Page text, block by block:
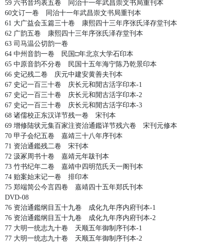
59 六书音均表五卷 同治十一年武昌崇文书局重刊本
60文订一卷 同治十一年武昌崇文书局重刊本
61 大广益会玉篇三十卷 康熙四十三年序张氏泽存堂刊本
62 广韵五卷 康熙四十三年序张氏泽存堂刊本
63 司马温公切韵一卷
64 中州音韵一卷 民国□年北京大学石印本
65 中原音韵不分卷 民国十五年海宁陈乃乾景印本
66 史记残二卷 庆元中建安黄善夫刊本
67 史记一百三十卷 庆长元和閒古活字印本-1
67 史记一百三十卷 庆长元和閒古活字印本-2
67 史记一百三十卷 庆长元和閒古活字印本-3
68 诸儒校正东汉详节残一卷 宋刊本
69 增修陆状元集百家注资治通鑑详节残六卷 宋刊元修本
70 甲子会纪五卷 嘉靖三十八年序刊本
71 资治通鑑残二卷 宋刊本
72 汲冢周书十卷 嘉靖元年跋刊本
73 竹书纪年二卷 嘉靖中四明范氏天一阁刊本
74 贻案始末记一卷 排印本
75 郑端简公今言四卷 嘉靖四十五年郑氏刊本
DVD-08
76 资治通鑑纲目五十九卷 成化九年序内府刊本-1
76 资治通鑑纲目五十九卷 成化九年序内府刊本-2
77 大明一统志九十卷 天顺五年御制序刊本-1
77 大明一统志九十卷 天顺五年御制序刊本-2